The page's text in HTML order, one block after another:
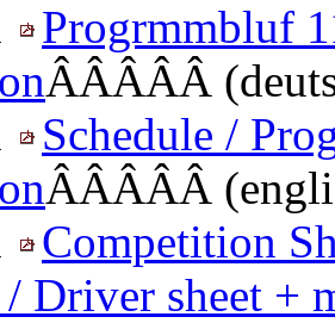
Progrmmbluf
ÂÂÂÂÂ
Schedule /
ÂÂÂÂÂ
Competition
Driver sheet +